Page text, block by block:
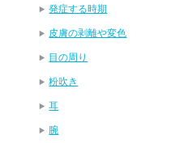
発症する時期
皮膚の剥離や変色
目の周り
粉吹き
耳
腕